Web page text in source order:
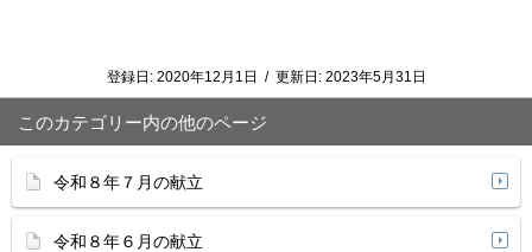
登録日: 2020年12月1日 / 更新日: 2023年5月31日
このカテゴリー内の他のページ
令和８年７月の献立
令和８年６月の献立